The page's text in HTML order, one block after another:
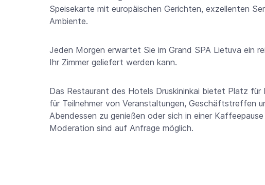
Speisekarte mit europäischen Gerichten, exzellenten
Ambiente.
Jeden Morgen erwartet Sie im Grand SPA Lietuva ein
Ihr Zimmer geliefert werden kann.
Das Restaurant des Hotels Druskininkai bietet Platz
für Teilnehmer von Veranstaltungen, Geschäftstreffen
Abendessen zu genießen oder sich in einer
Moderation sind auf Anfrage möglich.